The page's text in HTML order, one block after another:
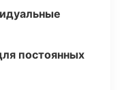
постоянных